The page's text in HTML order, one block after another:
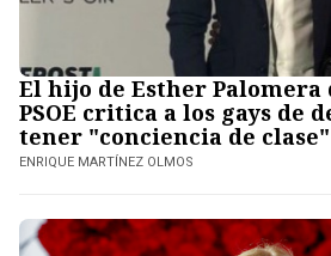
El hijo de Esther
PSOE critica a los gays de
tener "conciencia de clase"
ENRIQUE MARTÍNEZ OLMOS